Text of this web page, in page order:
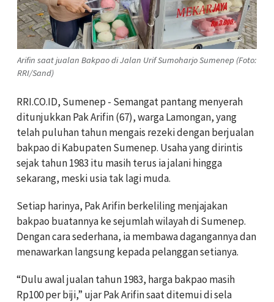
Arifin saat jualan Bakpao di Jalan Urif Sumoharjo Sumenep (Foto:
RRI/Sand)
RRI.CO.ID, Sumenep - Semangat pantang menyerah
ditunjukkan Pak Arifin (67), warga Lamongan, yang
telah puluhan tahun mengais rezeki dengan berjualan
bakpao di Kabupaten Sumenep. Usaha yang dirintis
sejak tahun 1983 itu masih terus ia jalani hingga
sekarang, meski usia tak lagi muda.
Setiap harinya, Pak Arifin berkeliling menjajakan
bakpao buatannya ke sejumlah wilayah di Sumenep.
Dengan cara sederhana, ia membawa dagangannya dan
menawarkan langsung kepada pelanggan setianya.
“Dulu awal jualan tahun 1983, harga bakpao masih
Rp100 per biji,” ujar Pak Arifin saat ditemui di sela